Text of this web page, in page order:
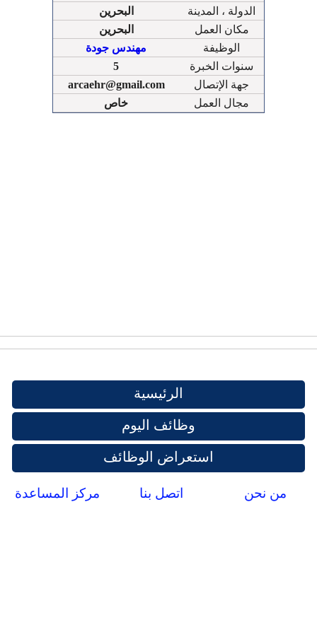
البحرين
الدولة ، المدينة
البحرين
مكان العمل
مهندس جودة
الوظيفة
5
سنوات الخبرة
arcaehr@gmail.com
جهة الإتصال
خاص
مجال العمل
الرئيسية
وظائف اليوم
استعراض الوظائف
من نحن اتصل بنا مركز المساعدة